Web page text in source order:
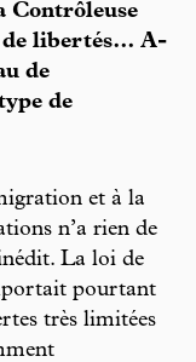
Contrôleuse
de libertés… A-
de
de
et à la
n’a rien de
La loi de
pourtant
très limitées